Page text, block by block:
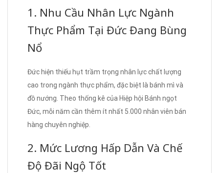
1. Nhu Cầu Nhân Lực Ngành
Thực Phẩm Tại Đức Đang Bùng
Nổ
Đức hiện thiếu hụt trầm trọng nhân lực chất lượng
cao trong ngành thực phẩm, đặc biệt là bánh mì và
đồ nướng. Theo thống kê của Hiệp hội Bánh ngọt
Đức, mỗi năm cần thêm ít nhất 5.000 nhân viên bán
hàng chuyên nghiệp.
2. Mức Lương Hấp Dẫn Và Chế
Độ Đãi Ngộ Tốt